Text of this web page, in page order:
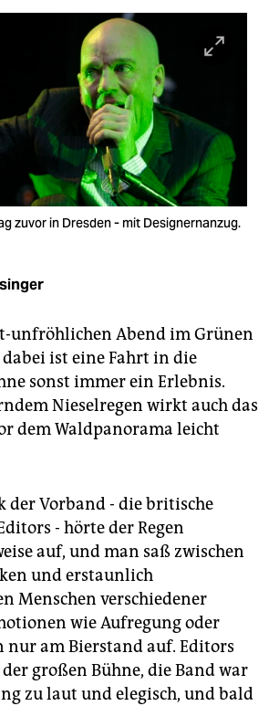
zuvor in Dresden - mit Designernanzug.
unfröhlichen Abend im Grünen
ist eine Fahrt in die
sonst immer ein Erlebnis.
Nieselregen wirkt auch das
dem Waldpanorama leicht
der Vorband - die britische
- hörte der Regen
auf, und man saß zwischen
und erstaunlich
Menschen verschiedener
wie Aufregung oder
nur am Bierstand auf. Editors
großen Bühne, die Band war
zu laut und elegisch, und bald